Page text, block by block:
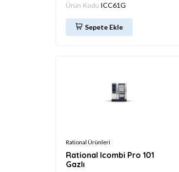
Ürün Kodu ICC61G
Sepete Ekle
Rational Ürünleri
Rational Icombi Pro 101
Gazlı